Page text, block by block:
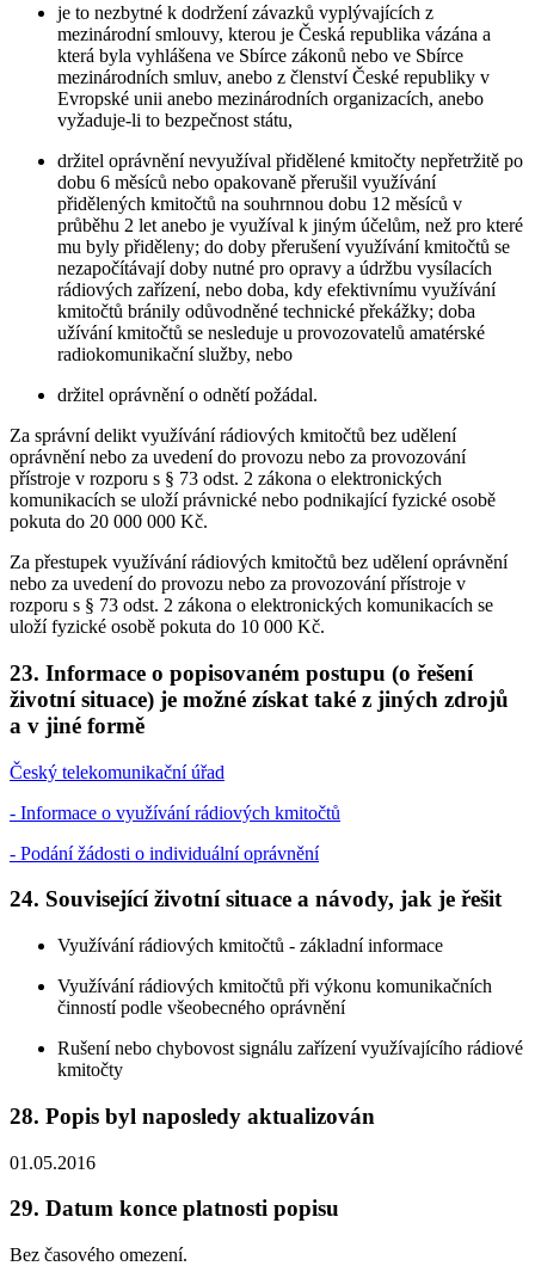
je to nezbytné k dodržení závazků vyplývajících z
mezinárodní smlouvy, kterou je Česká republika vázána a
která byla vyhlášena ve Sbírce zákonů nebo ve Sbírce
mezinárodních smluv, anebo z členství České republiky v
Evropské unii anebo mezinárodních organizacích, anebo
vyžaduje-li to bezpečnost státu,
držitel oprávnění nevyužíval přidělené kmitočty nepřetržitě po
dobu 6 měsíců nebo opakovaně přerušil využívání
přidělených kmitočtů na souhrnnou dobu 12 měsíců v
průběhu 2 let anebo je využíval k jiným účelům, než pro které
mu byly přiděleny; do doby přerušení využívání kmitočtů se
nezapočítávají doby nutné pro opravy a údržbu vysílacích
rádiových zařízení, nebo doba, kdy efektivnímu využívání
kmitočtů bránily odůvodněné technické překážky; doba
užívání kmitočtů se nesleduje u provozovatelů amatérské
radiokomunikační služby, nebo
držitel oprávnění o odnětí požádal.
Za správní delikt využívání rádiových kmitočtů bez udělení
oprávnění nebo za uvedení do provozu nebo za provozování
přístroje v rozporu s § 73 odst. 2 zákona o elektronických
komunikacích se uloží právnické nebo podnikající fyzické osobě
pokuta do 20 000 000 Kč.
Za přestupek využívání rádiových kmitočtů bez udělení oprávnění
nebo za uvedení do provozu nebo za provozování přístroje v
rozporu s § 73 odst. 2 zákona o elektronických komunikacích se
uloží fyzické osobě pokuta do 10 000 Kč.
23. Informace o popisovaném postupu (o řešení
životní situace) je možné získat také z jiných zdrojů
a v jiné formě
Český telekomunikační úřad
- Informace o využívání rádiových kmitočtů
- Podání žádosti o individuální oprávnění
24. Související životní situace a návody, jak je řešit
Využívání rádiových kmitočtů - základní informace
Využívání rádiových kmitočtů při výkonu komunikačních
činností podle všeobecného oprávnění
Rušení nebo chybovost signálu zařízení využívajícího rádiové
kmitočty
28. Popis byl naposledy aktualizován
01.05.2016
29. Datum konce platnosti popisu
Bez časového omezení.